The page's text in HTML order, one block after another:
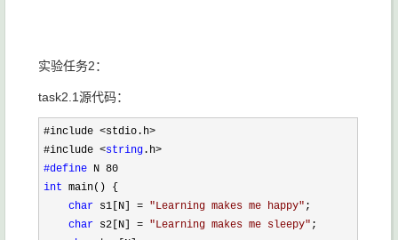
实验任务2：
task2.1源代码：
#include <stdio.h>
#include <string
#define
int main() {
char s1[N] = "Learning makes me happy" ;
char s2[N] = "Learning makes me sleepy" ;